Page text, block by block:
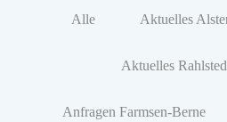
Alle Aktuelles
Aktuelles
Anfragen Farmsen-Berne